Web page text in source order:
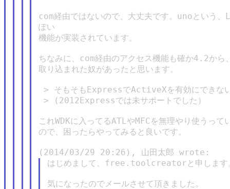
com経由ではないので、大丈夫です。unoという
ぽい
機能が実装されています。
ちなみに、com経由のアクセス機能も確か4.2から
取り込まれた奴があったと思います。
> そもそもExpressでActiveXを有効にできな
> (2012Expressでは未サポートでした）
これWDKに入ってるATLやMFCを無理やり使うっ
ので、困ったらやってみると良いです。
はじめまして、free.toolcreatorと申します
気になったのでメールさせて頂きました。